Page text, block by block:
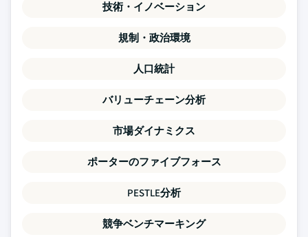
技術・イノベーション
規制・政治環境
人口統計
バリューチェーン分析
市場ダイナミクス
ポーターのファイブフォース
PESTLE分析
競争ベンチマーキング